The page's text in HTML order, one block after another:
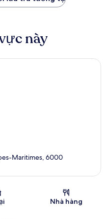
này
đồ
Maritimes, 6000
Nhà hàng